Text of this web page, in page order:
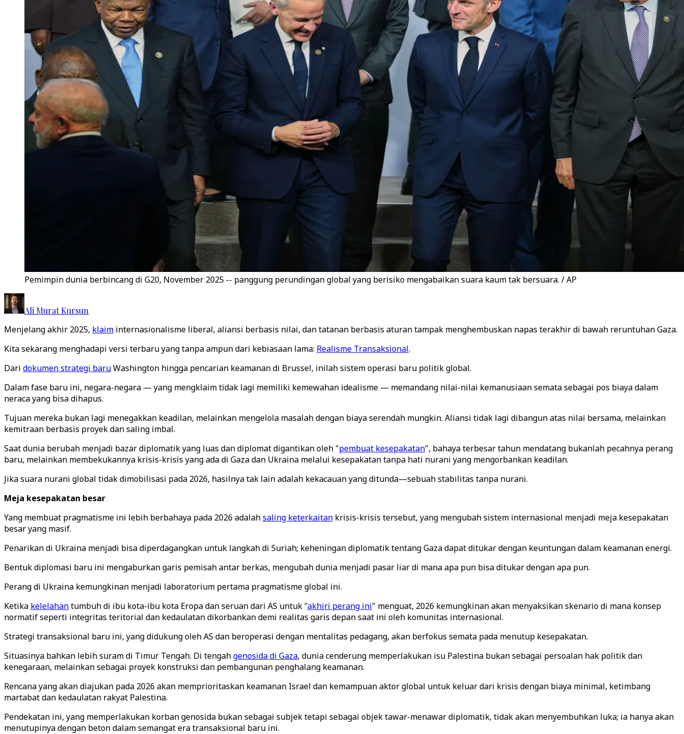
Pemimpin dunia berbincang di G20, November 2025 -- panggung perundingan global yang berisiko mengabaikan suara kaum tak bersuara. / AP
Ali Murat Kursun
Menjelang akhir 2025, klaim internasionalisme liberal, aliansi berbasis nilai, dan tatanan berbasis aturan tampak menghembuskan napas terakhir di bawah reruntuhan Gaza.
Kita sekarang menghadapi versi terbaru yang tanpa ampun dari kebiasaan lama: Realisme Transaksional.
Dari dokumen strategi baruWashington hingga pencarian keamanan di Brussel, inilah sistem operasi baru politik global.
Dalam fase baru ini, negara-negara — yang mengklaim tidak lagi memiliki kemewahan idealisme — memandang nilai-nilai kemanusiaan semata sebagai pos biaya dalam
neraca yang bisa dihapus.
Tujuan mereka bukan lagi menegakkan keadilan, melainkan mengelola masalah dengan biaya serendah mungkin. Aliansi tidak lagi dibangun atas nilai bersama, melainkan
kemitraan berbasis proyek dan saling imbal.
Saat dunia berubah menjadi bazar diplomatik yang luas dan diplomat digantikan oleh "pembuat kesepakatan", bahaya terbesar tahun mendatang bukanlah pecahnya perang
baru, melainkan membekukannya krisis-krisis yang ada di Gaza dan Ukraina melalui kesepakatan tanpa hati nurani yang mengorbankan keadilan.
Jika suara nurani global tidak dimobilisasi pada 2026, hasilnya tak lain adalah kekacauan yang ditunda—sebuah stabilitas tanpa nurani.
Meja kesepakatan besar
Yang membuat pragmatisme ini lebih berbahaya pada 2026 adalahsaling keterkaitan krisis-krisis tersebut, yang mengubah sistem internasional menjadi meja kesepakatan
besar yang masif.
Penarikan di Ukraina menjadi bisa diperdagangkan untuk langkah di Suriah; keheningan diplomatik tentang Gaza dapat ditukar dengan keuntungan dalam keamanan energi.
Bentuk diplomasi baru ini mengaburkan garis pemisah antar berkas, mengubah dunia menjadi pasar liar di mana apa pun bisa ditukar dengan apa pun.
Perang di Ukraina kemungkinan menjadi laboratorium pertama pragmatisme global ini.
Ketika kelelahantumbuh di ibu kota-ibu kota Eropa dan seruan dari AS untuk "akhiri perang ini" menguat, 2026 kemungkinan akan menyaksikan skenario di mana konsep
normatif seperti integritas teritorial dan kedaulatan dikorbankan demi realitas garis depan saat ini oleh komunitas internasional.
Strategi transaksional baru ini, yang didukung oleh AS dan beroperasi dengan mentalitas pedagang, akan berfokus semata pada menutup kesepakatan.
Situasinya bahkan lebih suram di Timur Tengah. Di tengahgenosida di Gaza, dunia cenderung memperlakukan isu Palestina bukan sebagai persoalan hak politik dan
kenegaraan, melainkan sebagai proyek konstruksi dan pembangunan penghalang keamanan.
Rencana yang akan diajukan pada 2026 akan memprioritaskan keamanan Israel dan kemampuan aktor global untuk keluar dari krisis dengan biaya minimal, ketimbang
martabat dan kedaulatan rakyat Palestina.
Pendekatan ini, yang memperlakukan korban genosida bukan sebagai subjek tetapi sebagai objek tawar-menawar diplomatik, tidak akan menyembuhkan luka; ia hanya akan
menutupinya dengan beton dalam semangat era transaksional baru ini.